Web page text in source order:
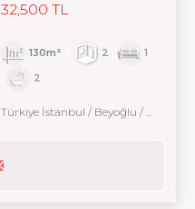
32,500 TL
130m² 2
1
2
Türkiye İstanbul / Beyoğlu / Kabataş